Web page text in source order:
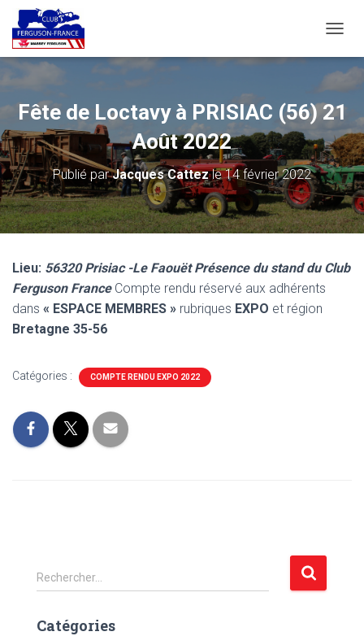
É
P
E
R
L
A
N
A
V
I
T
Fête de Loctavy à PRISIAC (56) 21
Août 2022
Publié parJacques Cattezle14 février 2022
Lieu: 56320 Prisiac -Le Faouët Présence du stand du Club
Ferguson FranceCompte rendu réservé aux adhérents
dans « ESPACE MEMBRES » rubriques EXPO et région
Bretagne 35-56
Catégories : COMPTE RENDU EXPO 2022
R
e
h
Rechercher…
Catégories